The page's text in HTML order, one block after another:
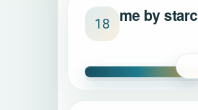
18 me by